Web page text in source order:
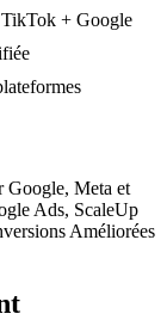
+ Google
Google, Meta et
Ads, ScaleUp
Améliorées